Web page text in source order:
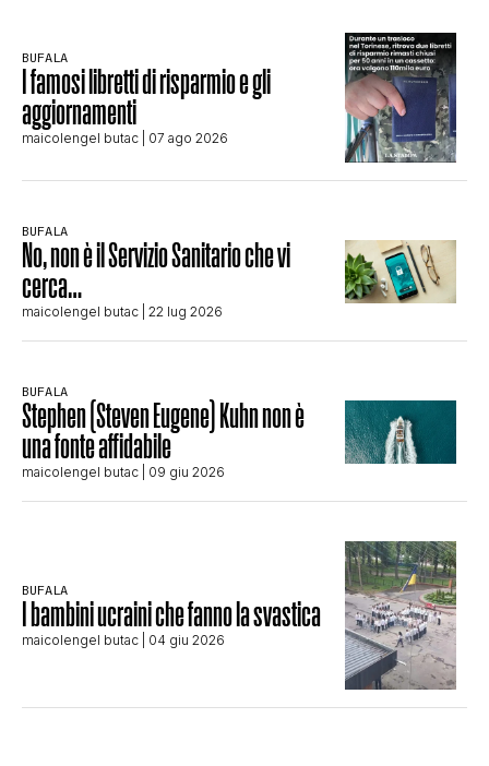
BUFALA
I famosi libretti di risparmio e gli
aggiornamenti
maicolengel butac | 07 ago 2026
BUFALA
No, non è il Servizio Sanitario che vi
cerca…
maicolengel butac | 22 lug 2026
BUFALA
Stephen (Steven Eugene) Kuhn non è
una fonte affidabile
maicolengel butac | 09 giu 2026
BUFALA
I bambini ucraini che fanno la svastica
maicolengel butac | 04 giu 2026